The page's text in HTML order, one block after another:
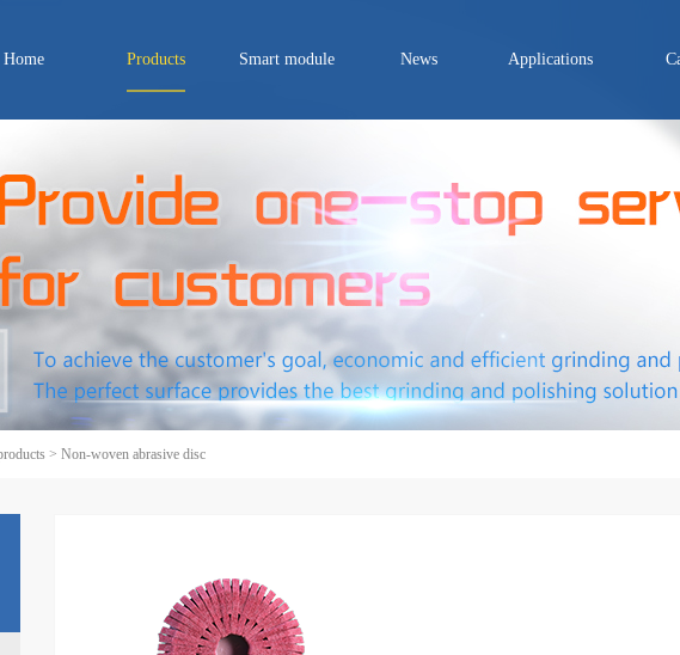
Home Products Smart module News Applications
> Non-woven abrasive disc